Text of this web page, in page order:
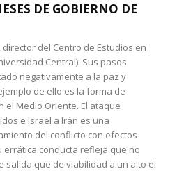
DE GOBIERNO DE
del Centro de Estudios en
Central): Sus pasos
negativamente a la paz y
de ello es la forma de
el Medio Oriente. El ataque
e Israel a Irán es una
del conflicto con efectos
errática conducta refleja que no
salida que de viabilidad a un alto el